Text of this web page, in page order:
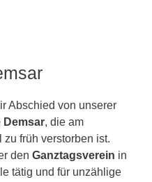
Abschied von unserer
Demsar, die am
früh verstorben ist.
den Ganztagsverein in
tätig und für unzählige